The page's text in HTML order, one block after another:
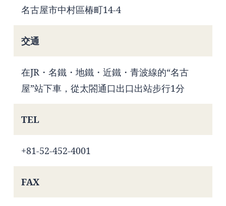
名古屋市中村區椿町14-4
交通
在JR・名鐵・地鐵・近鐵・青波線的“名古
屋”站下車，從太閤通口出口出站步行1分
TEL
+81-52-452-4001
FAX